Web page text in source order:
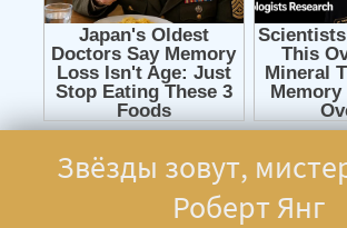
Звёзды зовут,
Роберт Янг